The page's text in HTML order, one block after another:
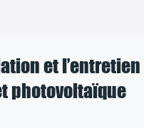
et l’entretien
photovoltaïque